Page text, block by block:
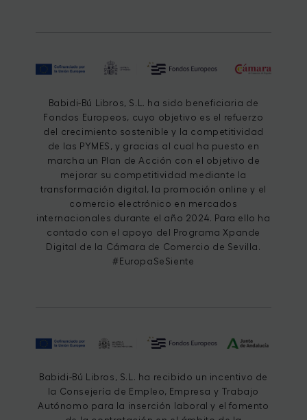
Babidi-Bú Libros, S.L. ha sido beneficiaria de
Fondos Europeos, cuyo objetivo es el refuerzo
del crecimiento sostenible y la competitividad
de las PYMES, y gracias al cual ha puesto en
marcha un Plan de Acción con el objetivo de
mejorar su competitividad mediante la
transformación digital, la promoción online y el
comercio electrónico en mercados
internacionales durante el año 2024. Para ello ha
contado con el apoyo del Programa Xpande
Digital de la Cámara de Comercio de Sevilla.
#EuropaSeSiente
Babidi-Bú Libros, S.L. ha recibido un incentivo de
la Consejería de Empleo, Empresa y Trabajo
Autónomo para la inserción laboral y el fomento